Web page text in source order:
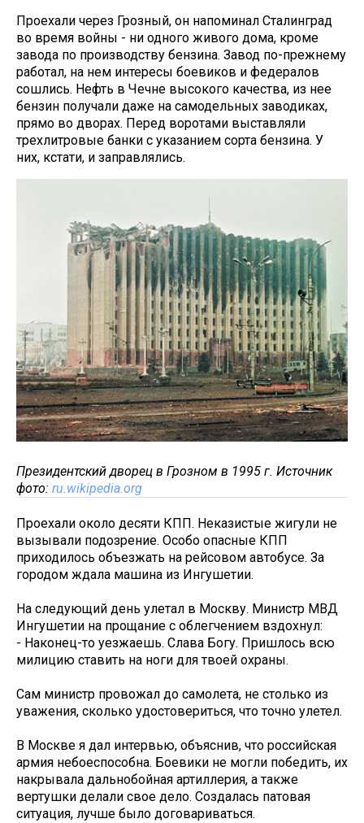
Проехали через Грозный, он напоминал Сталинград
во время войны - ни одного живого дома, кроме
завода по производству бензина. Завод по-прежнему
работал, на нем интересы боевиков и федералов
сошлись. Нефть в Чечне высокого качества, из нее
бензин получали даже на самодельных заводиках,
прямо во дворах. Перед воротами выставляли
трехлитровые банки с указанием сорта бензина. У
них, кстати, и заправлялись.
Президентский дворец в Грозном в 1995 г. Источник
фото: ru.wikipedia.org
Проехали около десяти КПП. Неказистые жигули не
вызывали подозрение. Особо опасные КПП
приходилось объезжать на рейсовом автобусе. За
городом ждала машина из Ингушетии.
На следующий день улетал в Москву. Министр МВД
Ингушетии на прощание с облегчением вздохнул:
- Наконец-то уезжаешь. Слава Богу. Пришлось всю
милицию ставить на ноги для твоей охраны.
Сам министр провожал до самолета, не столько из
уважения, сколько удостовериться, что точно улетел.
В Москве я дал интервью, объяснив, что российская
армия небоеспособна. Боевики не могли победить, их
накрывала дальнобойная артиллерия, а также
вертушки делали свое дело. Создалась патовая
ситуация, лучше было договариваться.